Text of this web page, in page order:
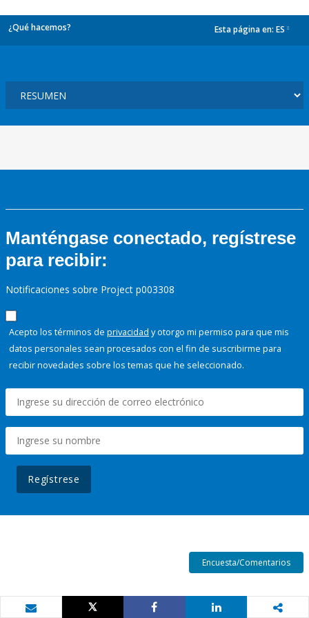
¿Qué hacemos? Esta página en: ES
Manténgase conectado, regístrese
para recibir:
Notificaciones sobre Project p003308
Acepto los términos de privacidad y otorgo mi permiso para que mis
datos personales sean procesados con el fin de suscribirme para
recibir novedades sobre los temas que he seleccionado.
Regístrese
Encuesta/Comentarios